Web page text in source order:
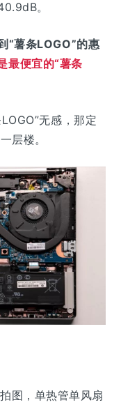
。
“薯条LOGO”的惠
便宜的“薯条
无感，那定
层楼。
图，单热管单风扇